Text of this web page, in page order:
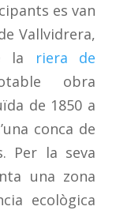
es van
Vallvidrera,
la riera de
obra
de 1850 a
conca de
Per la seva
una zona
ecològica